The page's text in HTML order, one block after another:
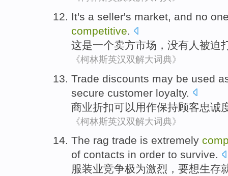
It's a seller's market, and no
competitive.
这是一个卖方市场 ， 没有人 被迫
《柯林斯英汉双解大词典》
Trade discounts may be used
secure customer loyalty.
商业折扣可以 用作保持顾客忠诚
《柯林斯英汉双解大词典》
The rag trade is extremely
of contacts in order to survive.
服装业竞争极为激烈，要想生存